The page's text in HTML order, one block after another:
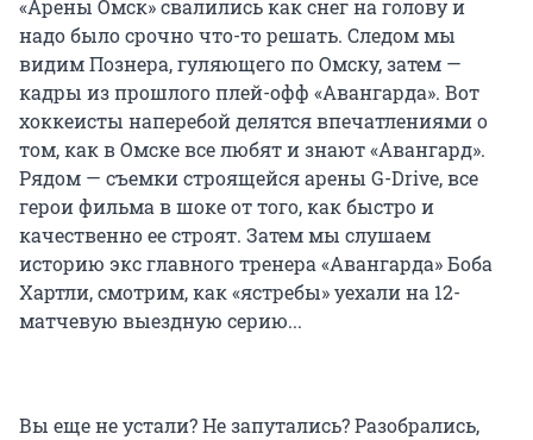
«Арены Омск» свалились как снег на голову и
надо было срочно что-то решать. Следом мы
видим Познера, гуляющего по Омску, затем —
кадры из прошлого плей-офф «Авангарда». Вот
хоккеисты наперебой делятся впечатлениями о
том, как в Омске все любят и знают «Авангард».
Рядом — съемки строящейся арены G-Drive, все
герои фильма в шоке от того, как быстро и
качественно ее строят. Затем мы слушаем
историю экс главного тренера «Авангарда» Боба
Хартли, смотрим, как «ястребы» уехали на 12-
матчевую выездную серию...
Вы еще не устали? Не запутались? Разобрались,